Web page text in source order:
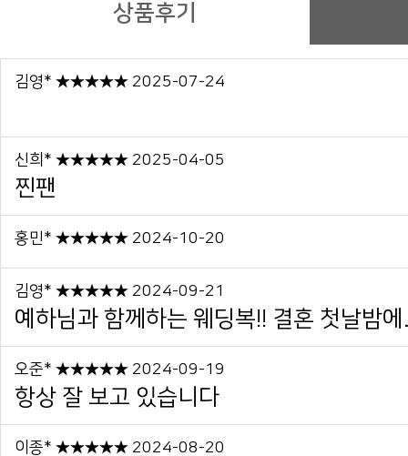
상품후기
김영* ★★★★★ 2025-07-24
신희* ★★★★★ 2025-04-05
찐팬
홍민* ★★★★★ 2024-10-20
김영* ★★★★★ 2024-09-21
예하님과 함께하는 웨딩복!! 결혼 첫날밤
오준* ★★★★★ 2024-09-19
항상 잘 보고 있습니다
이종* ★★★★★ 2024-08-20